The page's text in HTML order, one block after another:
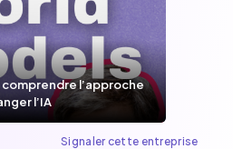
l’approche
l’IA
Signaler cette entreprise